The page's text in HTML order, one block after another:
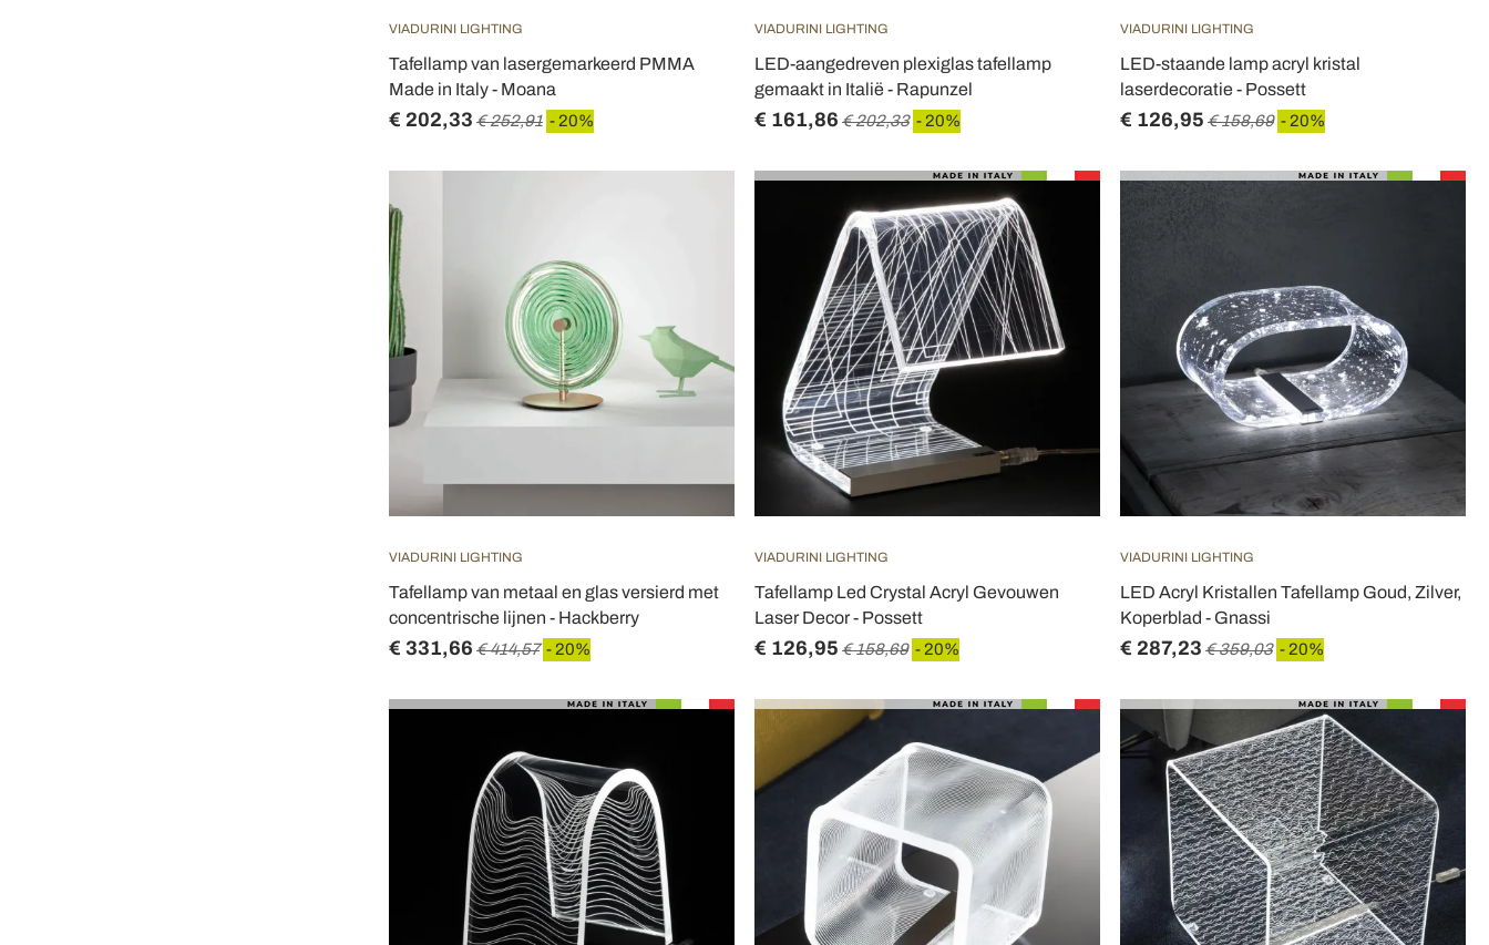
VIADURINI LIGHTING
Tafellamp van lasergemarkeerd PMMA
Made in Italy - Moana
€ 202,33 € 252,91 - 20%
VIADURINI LIGHTING
LED-aangedreven plexiglas tafellamp
gemaakt in Italië - Rapunzel
€ 161,86 € 202,33 - 20%
VIADURINI LIGHTING
LED-staande lamp acryl kristal
laserdecoratie - Possett
€ 126,95 € 158,69 - 20%
VIADURINI LIGHTING
Tafellamp van metaal en glas versierd met
concentrische lijnen - Hackberry
€ 331,66 € 414,57 - 20%
VIADURINI LIGHTING
Tafellamp Led Crystal Acryl Gevouwen
Laser Decor - Possett
€ 126,95 € 158,69 - 20%
VIADURINI LIGHTING
LED Acryl Kristallen Tafellamp Goud, Zilver,
Koperblad - Gnassi
€ 287,23 € 359,03 - 20%